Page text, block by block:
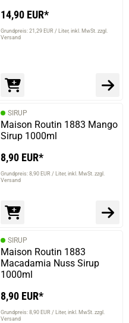
14,90 EUR*
Grundpreis: 21,29 EUR / Liter inkl. MwSt. zzgl.
Versand
SIRUP
Maison Routin 1883 Mango
Sirup 1000ml
8,90 EUR*
Grundpreis: 8,90 EUR / Liter inkl. MwSt. zzgl.
Versand
SIRUP
Maison Routin 1883
Macadamia Nuss Sirup
1000ml
8,90 EUR*
Grundpreis: 8,90 EUR / Liter inkl. MwSt. zzgl.
Versand